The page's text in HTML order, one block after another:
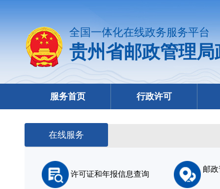
全国一体化在线政务服务平台
贵州省邮政管理
服务首页 行政许可
在线服务
许可证和年报信息查询
邮